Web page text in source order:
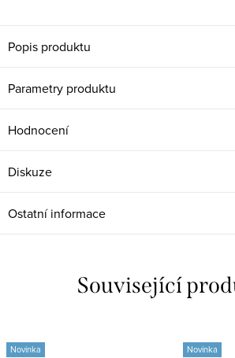
Popis produktu
Parametry produktu
Hodnocení
Diskuze
Ostatní informace
Související
Novinka
Novinka